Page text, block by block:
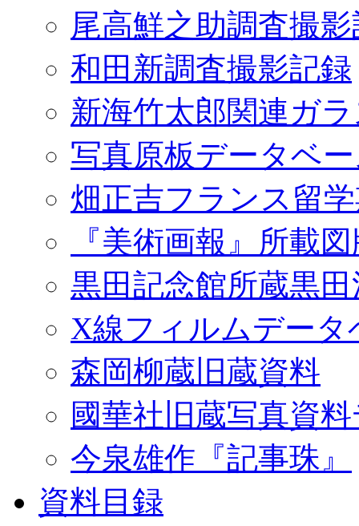
尾高鮮之助調査撮
和田新調査撮影記録
新海竹太郎関連ガ
写真原板データベ
畑正吉フランス留
『美術画報』所載
黒田記念館所蔵黒
X線フィルムデータ
森岡柳蔵旧蔵資料
國華社旧蔵写真資
今泉雄作『記事珠』
資料目録